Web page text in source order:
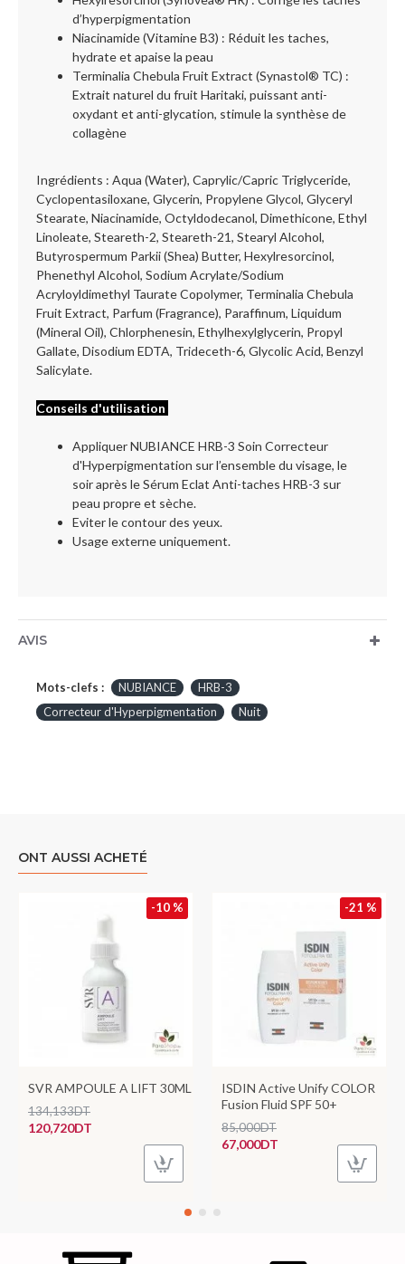
d’hyperpigmentation
Niacinamide (Vitamine B3) : Réduit les taches,
hydrate et apaise la peau
Terminalia Chebula Fruit Extract (Synastol® TC) :
Extrait naturel du fruit Haritaki, puissant anti-
oxydant et anti-glycation, stimule la synthèse de
collagène
Ingrédients : Aqua (Water), Caprylic/Capric Triglyceride,
Cyclopentasiloxane, Glycerin, Propylene Glycol, Glyceryl
Stearate, Niacinamide, Octyldodecanol, Dimethicone, Ethyl
Linoleate, Steareth-2, Steareth-21, Stearyl Alcohol,
Butyrospermum Parkii (Shea) Butter, Hexylresorcinol,
Phenethyl Alcohol, Sodium Acrylate/Sodium
Acryloyldimethyl Taurate Copolymer, Terminalia Chebula
Fruit Extract, Parfum (Fragrance), Paraffinum, Liquidum
(Mineral Oil), Chlorphenesin, Ethylhexylglycerin, Propyl
Gallate, Disodium EDTA, Trideceth-6, Glycolic Acid, Benzyl
Salicylate.
Conseils d'utilisation
Appliquer NUBIANCE HRB-3 Soin Correcteur
d'Hyperpigmentation sur l’ensemble du visage, le
soir après le Sérum Eclat Anti-taches HRB-3 sur
peau propre et sèche.
Eviter le contour des yeux.
Usage externe uniquement.
AVIS
Mots-clefs : NUBIANCE
HRB-3
Correcteur d'Hyperpigmentation
Nuit
ONT AUSSI ACHETÉ
-10 %
SVR AMPOULE A LIFT 30ML
120,720DT
134,133DT
-21 %
ISDIN Active Unify COLOR
Fusion Fluid SPF 50+
67,000DT
85,000DT